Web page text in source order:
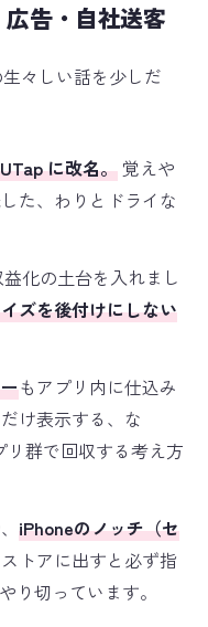
告・自社送客
々しい話を少しだ
に改名。 覚えや
た、わりとドライな
益化の土台を入れまし
ズを後付けにしない
もアプリ内に仕込み
け表示する、な
リ群で回収する考え方
iPhoneのノッチ（セ
トアに出すと必ず指
り切っています。